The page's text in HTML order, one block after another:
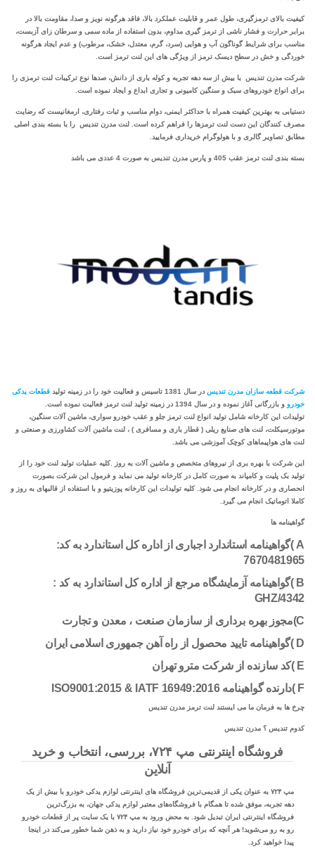
کیفیت بالای ترمزگیری، طول عمر و قابلیت عملکرد بالا، فاقد هرگونه نویز و صدا، مقاومت بالا در
برابر حرارت و فشار ناشی از ترمز گیری مداوم، بدون استفاده از ماده سمی و سرطان زای آزبست،
مناسب برای شرایط گوناگون آب و هوایی (سرد، گرم، معتدل، خشک، مرطوب) و عدم ایجاد هرگونه
خوردگی و خش در سطح دیسک ترمز از ویژگی های این لنت ترمز است.
شرکت مدرن تندیس با بیش از سه دهه تجربه و کوله باری از دانش، صدها نوع ترکیبات لنت ترمزی را
برای انواع خودروهای سبک و سنگین کامیونی و تجاری ابداع و ایجاد نموده است.
دستیابی به بهترین کیفیت همراه با حداکثر ایمنی، دوام مناسب و ثبات رفتاری، ارمغانیست که رضایت
مصرف کنندگان این دست لنت ترمزها را فراهم کرده است. لنت مدرن تندیس را با بسته بندی اصلی
مطابق تصاویر گالری و با هولوگرام خریداری فرمایید.
بسته بندی لنت ترمز عقب 405 و پارس مدرن تندیس به صورت 4 عددی می باشد
شرکت قطعه سازان مدرن تندیسدر سال 1381 تاسیس و فعالیت خود را در زمینه تولید
قطعات یدکی
خودرو و بازرگانی آغاز نموده و در سال 1394 در زمینه تولید لنت ترمز فعالیت نموده است.
تولیدات این کارخانه شامل تولید انواع لنت ترمز جلو و عقب خودرو سواری، ماشین آلات سنگین،
موتورسیکلت، لنت های صنایع ریلی ( قطار باری و مسافری ) ، لنت ماشین آلات کشاورزی و صنعتی و
لنت های هواپیماهای کوچک آموزشی می باشد.
این شرکت با بهره بری از نیروهای متخصص و ماشین آلات به روز .کلیه عملیات تولید لنت خود را از
تولید بک پلیت و کامپاند به صورت کامل در کارخانه تولید می نماید و فرمول این شرکت بصورت
انحصاری و در کارخانه انجام می شود. کلیه تولیدات این کارخانه پوزیتیو و با استفاده از قالبهای به روز و
کاملا اتوماتیک انجام می گیرد.
گواهینامه ها
A )گواهینامه استاندارد اجباری از اداره کل استاندارد به کد:
7670481965
B )گواهینامه آزمایشگاه مرجع از اداره کل استاندارد به کد :
GHZ/4342
C)مجوز بهره برداری از سازمان صنعت ، معدن و تجارت
D )گواهینامه تایید محصول از راه آهن جمهوری اسلامی ایران
E )کد سازنده از شرکت مترو تهران
F )دارنده گواهینامه ISO9001:2015 & IATF 16949:2016
چرخ ها به فرمان ما می ایستند لنت ترمز مدرن تندیس
کدوم تندیس ؟ مدرن تندیس
فروشگاه اینترنتی مپ ۷۲۴، بررسی، انتخاب و خرید
آنلاین
مپ ۷۲۴ به عنوان یکی از قدیمی‌ترین فروشگاه های اینترنتی لوازم یدکی خودرو با بیش از یک
دهه تجربه، موفق شده تا همگام با فروشگاه‌های معتبر لوازم یدکی جهان، به بزرگ‌ترین
فروشگاه اینترنتی ایران تبدیل شود. به محض ورود به مپ ۷۲۴ با یک سایت پر از قطعات خودرو
رو به رو می‌شوید! هر آنچه که برای خودرو خود نیاز دارید و به ذهن شما خطور می‌کند در اینجا
پیدا خواهید کرد.